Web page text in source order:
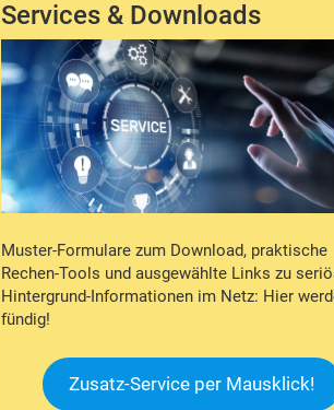
Services & Downloads
Muster-Formulare zum Download, praktische
Rechen-Tools und ausgewählte Links zu
Hintergrund-Informationen im Netz: Hier
fündig!
Zusatz-Service per Mausklick!